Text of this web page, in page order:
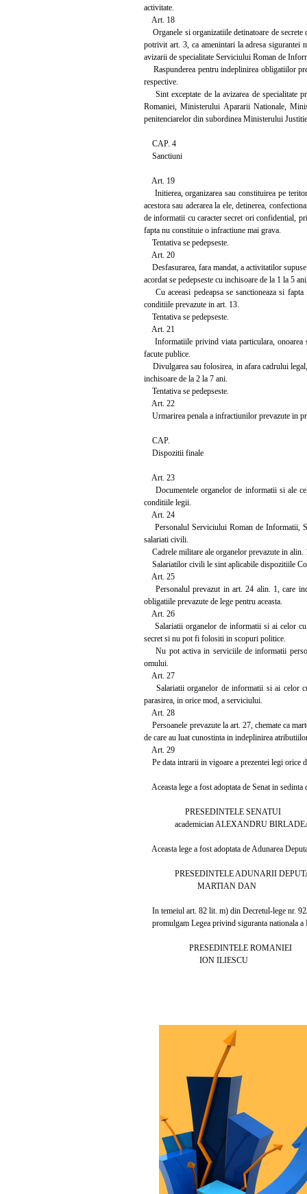
activitate.
Art. 18
Organele si organizatiile detinatoare de secrete
potrivit art. 3, ca amenintari la adresa sigurantei
avizarii de specialitate Serviciului Roman de
Raspunderea pentru indeplinirea obligatiilor
respective.
Sint exceptate de la avizarea de specialitate
Romaniei, Ministerului Apararii Nationale,
penitenciarelor din subordinea Ministerului
CAP. 4
Sanctiuni
Art. 19
Initierea, organizarea sau constituirea pe
acestora sau aderarea la ele, detinerea,
de informatii cu caracter secret ori confidential,
fapta nu constituie o infractiune mai grava.
Tentativa se pedepseste.
Art. 20
Desfasurarea, fara mandat, a activitatilor
acordat se pedepseste cu inchisoare de la 1 la 5
Cu aceeasi pedeapsa se sanctioneaza si
conditiile prevazute in art. 13.
Tentativa se pedepseste.
Art. 21
Informatiile privind viata particulara, onoarea
facute publice.
Divulgarea sau folosirea, in afara cadrului
inchisoare de la 2 la 7 ani.
Tentativa se pedepseste.
Art. 22
Urmarirea penala a infractiunilor prevazute in
CAP.
Dispozitii finale
Art. 23
Documentele organelor de informatii si ale
conditiile legii.
Art. 24
Personalul Serviciului Roman de Informatii,
salariati civili.
Cadrele militare ale organelor prevazute in
Salariatilor civili le sint aplicabile dispozitiile
Art. 25
Personalul prevazut in art. 24 alin. 1, care
obligatiile prevazute de lege pentru aceasta.
Art. 26
Salariatii organelor de informatii si ai celor cu
secret si nu pot fi folositi in scopuri politice.
Nu pot activa in serviciile de informatii
omului.
Art. 27
Salariatii organelor de informatii si ai celor
parasirea, in orice mod, a serviciului.
Art. 28
Persoanele prevazute la art. 27, chemate ca
de care au luat cunostinta in indeplinirea
Art. 29
Pe data intrarii in vigoare a prezentei legi orice
Aceasta lege a fost adoptata de Senat in
PRESEDINTELE SENATUI
academician ALEXANDRU
Aceasta lege a fost adoptata de Adunarea
PRESEDINTELE ADUNARII
MARTIAN DAN
In temeiul art. 82 lit. m) din Decretul-lege nr.
promulgam Legea privind siguranta nationala
PRESEDINTELE ROMANIEI
ION ILIESCU